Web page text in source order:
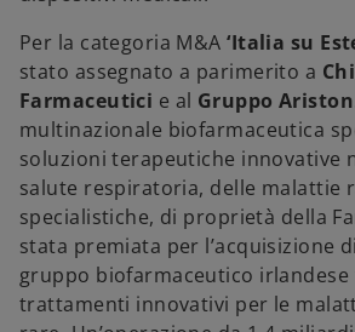
Per la categoria M&A‘Italia su
stato assegnato a parimerito a
Farmaceutici e al Gruppo Ariston
multinazionale biofarmaceutica
soluzioni terapeutiche innovative
salute respiratoria, delle malattie
specialistiche, di proprietà della
stata premiata per l’acquisizione
gruppo biofarmaceutico irlandese
trattamenti innovativi per le